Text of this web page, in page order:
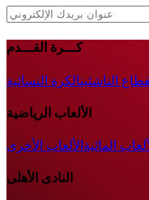
كـــرة القـــدم
الناشئينالكرة النسائية
الألعاب الرياضية
المائية الألعاب الأخرى
النادى الأهلى